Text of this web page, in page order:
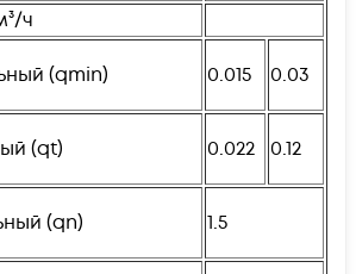
ч
(qmin) 0.015 0.03
(qt) 0.022 0.12
(qn) 1.5